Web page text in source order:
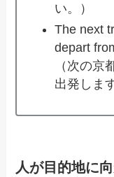
い。）
The next
depart
（次の京
出発しま
人が目的地に